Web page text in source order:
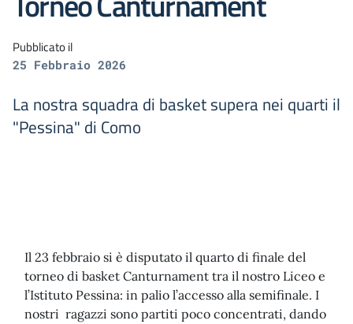
Pubblicato il
25 Febbraio 2026
La nostra squadra di basket supera nei quarti il
"Pessina" di Como
Il 23 febbraio si è disputato il quarto di finale del
torneo di basket Canturnament tra il nostro Liceo e
l’Istituto Pessina: in palio l’accesso alla semifinale. I
nostri ragazzi sono partiti poco concentrati, dando